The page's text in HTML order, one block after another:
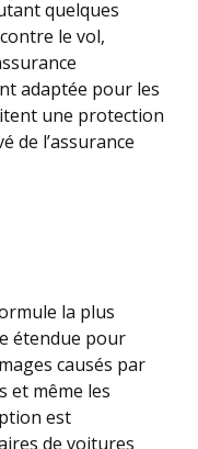
quelques
le vol,
adaptée pour les
une protection
de l’assurance
la plus
étendue pour
causés par
et même les
est
de voitures